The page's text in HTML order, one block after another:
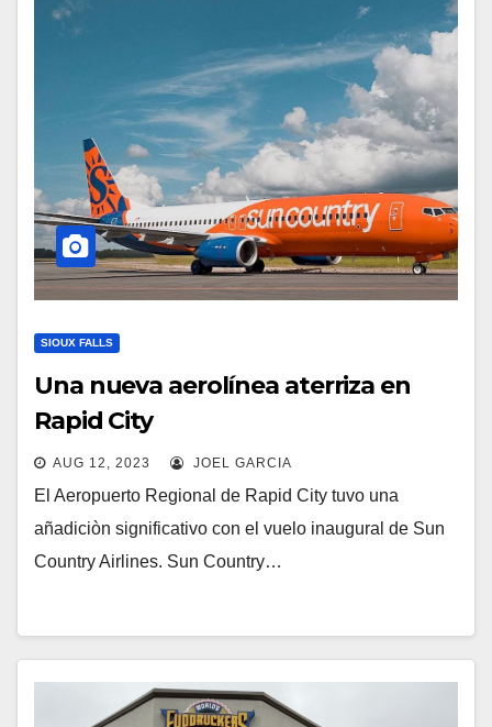
SIOUX FALLS
Una nueva aerolínea aterriza en
Rapid City
AUG 12, 2023 JOEL GARCIA
El Aeropuerto Regional de Rapid City tuvo una
añadiciòn significativo con el vuelo inaugural de Sun
Country Airlines. Sun Country…